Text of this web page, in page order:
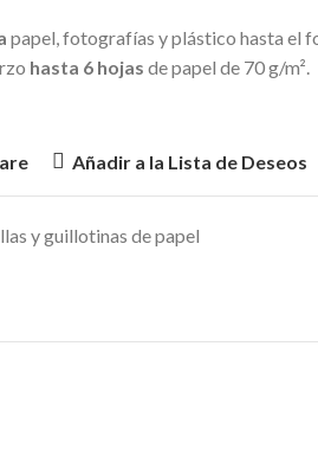
papel, fotografías y plástico hasta el
hasta 6 hojas de papel de 70 g/m².
Añadir a la Lista de Deseos
y guillotinas de papel